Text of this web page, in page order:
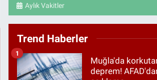
Aylık Vakitler
Trend Haberler
Muğla'da
deprem!
1